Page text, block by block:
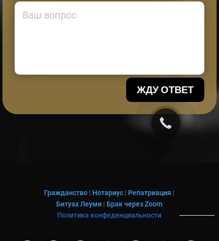
ЖДУ ОТВЕТ
Гражданство | Нотариус | Репатриация |
Битуах Леуми | Брак через Zoom
Политика конфеденциальности